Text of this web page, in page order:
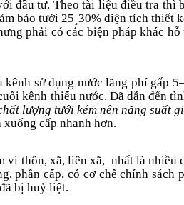
đầu tư. Theo tài liệu điều tra thì
bảo tư­ới 25 ¸30% diện tích thiết
phải có các biện pháp khác
sử dụng nước lãng phí gấp
kênh thiếu nước. Đã dẫn đến
lượng tưới kém nên năng suất
cấp nhanh hơn.
vi thôn, xã, liên xã, nhất là nhiều
phân cấp, có cơ chế chính
bị huỷ liệt.